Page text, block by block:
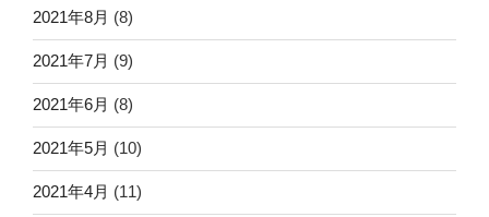
2021年8月 (8)
2021年7月 (9)
2021年6月 (8)
2021年5月 (10)
2021年4月 (11)